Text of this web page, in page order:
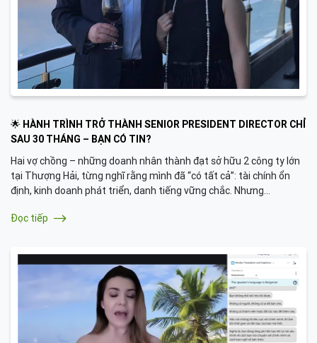
🌟 HÀNH TRÌNH TRỞ THÀNH SENIOR PRESIDENT DIRECTOR CHỈ
SAU 30 THÁNG – BẠN CÓ TIN?
Hai vợ chồng – những doanh nhân thành đạt sở hữu 2 công ty lớn
tại Thượng Hải, từng nghĩ rằng mình đã “có tất cả”: tài chính ổn
định, kinh doanh phát triển, danh tiếng vững chắc. Nhưng…
Đọc tiếp